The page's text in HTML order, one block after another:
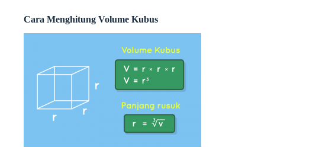
Cara Menghitung Volume Kubus